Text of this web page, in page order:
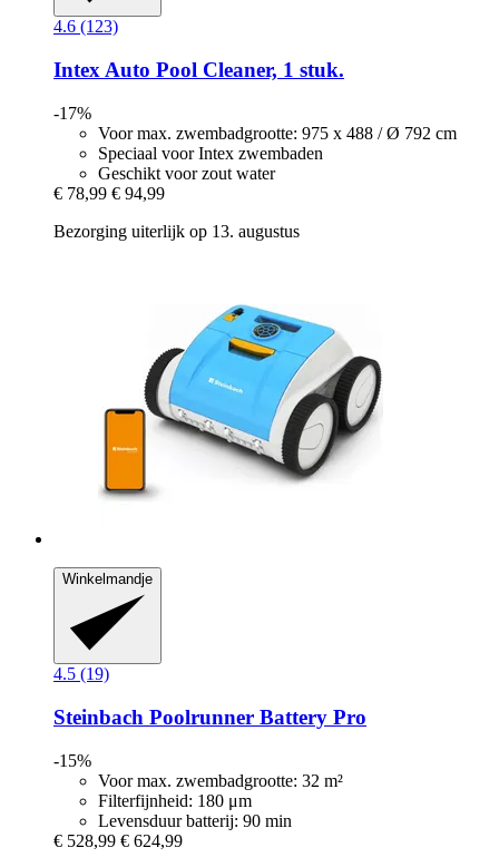
4.6 (123)
Intex Auto Pool Cleaner, 1 stuk.
-17%
Voor max. zwembadgrootte: 975 x 488 / Ø 792 cm
Speciaal voor Intex zwembaden
Geschikt voor zout water
€ 78,99 € 94,99
Bezorging uiterlijk op 13. augustus
Winkelmandje
4.5 (19)
Steinbach Poolrunner Battery Pro
-15%
Voor max. zwembadgrootte: 32 m²
Filterfijnheid: 180 μm
Levensduur batterij: 90 min
€ 528,99 € 624,99